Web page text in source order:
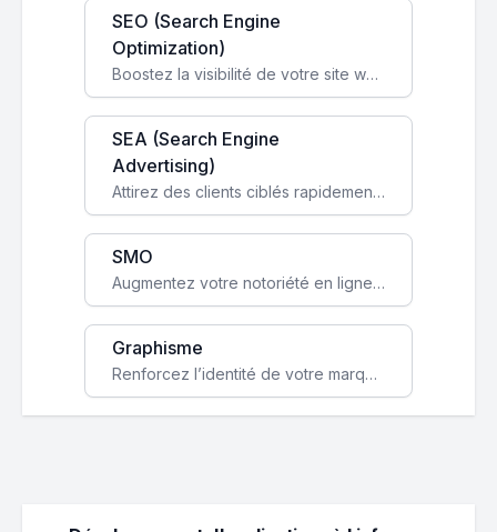
SEO (Search Engine
Optimization)
Boostez la visibilité de votre site web sur Google et attirez du trafic qualifié grâce à nos stratégies SEO.
SEA (Search Engine
Advertising)
Attirez des clients ciblés rapidement avec des campagnes publicitaires payantes optimisées pour vos objectifs.
SMO
Augmentez votre notoriété en ligne et stimulez la croissance de votre entreprise grâce à une stratégie sociale sur mesure.
Graphisme
Renforcez l’identité de votre marque avec un design unique qui capte l’attention et engage vos clients.